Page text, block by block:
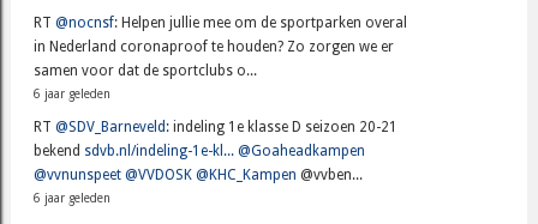
RT@nocnsf: Helpen jullie mee om de sportparken overal
in Nederland coronaproof te houden? Zo zorgen we er
samen voor dat de sportclubs o...
6 jaar geleden
RT@SDV_Barneveld : indeling 1e klasse D seizoen 20-21
bekend sdvb.nl/indeling-1e-kl... @Goaheadkampen
@vvnunspeet @VVDOSK @KHC_Kampen @vvben...
6 jaar geleden